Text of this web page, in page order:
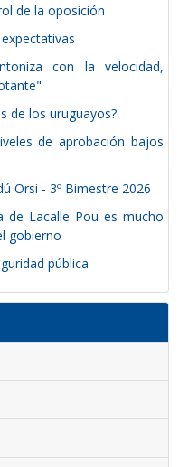
de la oposición
con la velocidad,
de los uruguayos?
de aprobación bajos
Orsi - 3º Bimestre 2026
Lacalle Pou es mucho
gobierno
pública